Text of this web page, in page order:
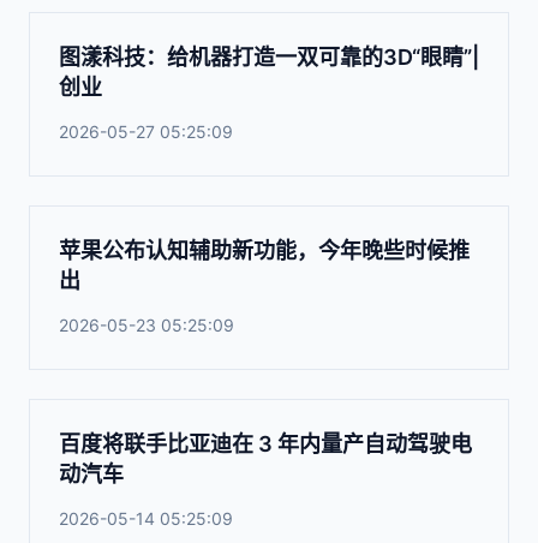
图漾科技：给机器打造一双可靠的3D“眼睛”|
创业
2026-05-27 05:25:09
苹果公布认知辅助新功能，今年晚些时候推
出
2026-05-23 05:25:09
百度将联手比亚迪在 3 年内量产自动驾驶电
动汽车
2026-05-14 05:25:09